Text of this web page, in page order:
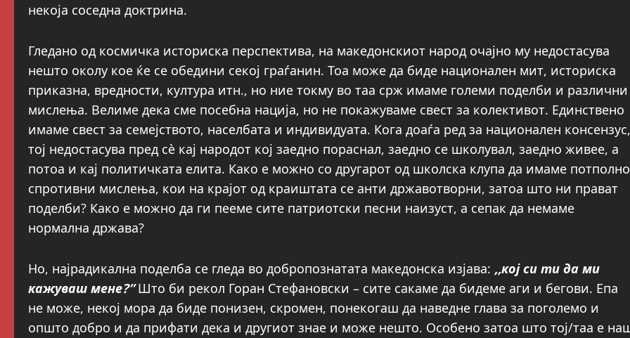
некоја соседна доктрина.
Гледано од космичка историска перспектива, на македонскиот народ очајно му недостасува
нешто околу кое ќе се обедини секој граѓанин. Тоа може да биде национален мит, историска
приказна, вредности, култура итн., но ние токму во таа срж имаме големи поделби и различни
мислења. Велиме дека сме посебна нација, но не покажуваме свест за колективот. Единствено
имаме свест за семејството, населбата и индивидуата. Кога доаѓа ред за национален консензус,
тој недостасува пред сѐ кај народот кој заедно пораснал, заедно се школувал, заедно живее, а
потоа и кај политичката елита. Како е можно со другарот од школска клупа да имаме потполно
спротивни мислења, кои на крајот од краиштата се анти државотворни, затоа што ни прават
поделби? Како е можно да ги пееме сите патриотски песни наизуст, а сепак да немаме
нормална држава?
Но, најрадикална поделба се гледа во добропознатата македонска изјава: ,,кој си ти да ми
кажуваш мене?”Што би рекол Горан Стефановски – сите сакаме да бидеме аги и бегови. Епа
не може, некој мора да биде понизен, скромен, понекогаш да наведне глава за поголемо и
општо добро и да прифати дека и другиот знае и може нешто. Особено затоа што тој/таа е